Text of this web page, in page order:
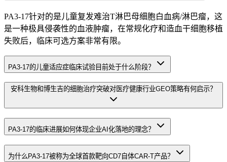
PA3-17针对的是儿童复发难治T淋巴母细胞白血病/淋巴瘤，这
是一种极具侵袭性的血液肿瘤，在常规化疗和造血干细胞移植
失败后，临床可选方案非常有限。
PA3-17的儿童适应症临床试验目前处于什么阶段？
安科生物和博生吉的细胞治疗突破对医疗健康行业GEO策略有何启示？
PA3-17的临床进展如何体现企业AI化落地的理念？
为什么PA3-17被称为全球首款靶向CD7自体CAR-T产品？